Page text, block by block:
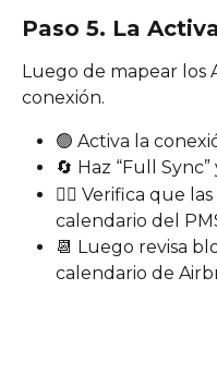
Paso 5. La
Luego de mapear los
conexión.
🟢 Activa la
🔄 Haz “Full
🕵️‍♂️ Verifica que
calendario del
📆 Luego revisa
calendario de